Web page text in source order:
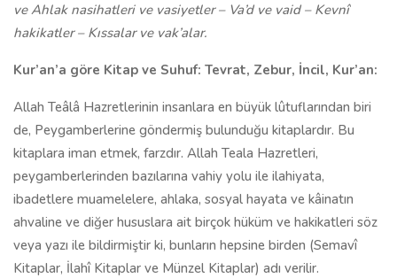
ve Ahlak nasihatleri ve vasiyetler – Va’d ve vaid – Kevnî
hakikatler – Kıssalar ve vak’alar.
Kur’an’a göre Kitap ve Suhuf: Tevrat, Zebur, İncil, Kur’an:
Allah Teâlâ Hazretlerinin insanlara en büyük lûtuflarından biri
de, Peygamberlerine göndermiş bulunduğu kitaplardır. Bu
kitaplara iman etmek, farzdır. Allah Teala Hazretleri,
peygamberlerinden bazılarına vahiy yolu ile ilahiyata,
ibadetlere muamelelere, ahlaka, sosyal hayata ve kâinatın
ahvaline ve diğer hususlara ait birçok hüküm ve hakikatleri söz
veya yazı ile bildirmiştir ki, bunların hepsine birden (Semavî
Kitaplar, İlahî Kitaplar ve Münzel Kitaplar) adı verilir.